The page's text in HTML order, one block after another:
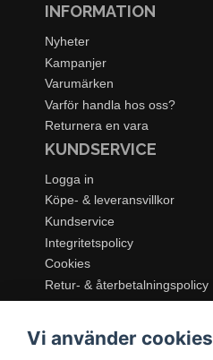
INFORMATION
Nyheter
Kampanjer
Varumärken
Varför handla hos oss?
Returnera en vara
KUNDSERVICE
Logga in
Köpe- & leveransvillkor
Kundservice
Integritetspolicy
Cookies
Retur- & återbetalningspolicy
Dukning & Servering
Vi använder cookies